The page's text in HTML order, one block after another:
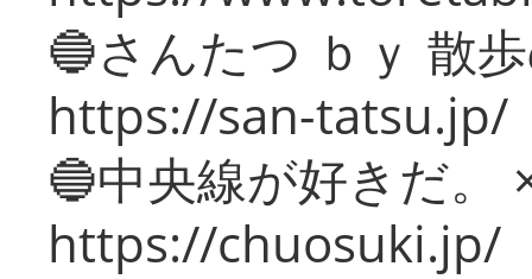
🔵さんたつ ｂｙ 散
https://san-tatsu.jp/
🔵中央線が好きだ。
https://chuosuki.jp/